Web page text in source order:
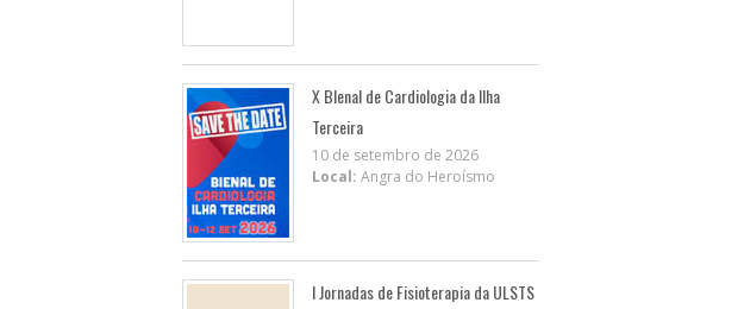
X BIenal de Cardiologia da Ilha
Terceira
10 de setembro de 2026
Local: Angra do Heroísmo
I Jornadas de Fisioterapia da ULSTS